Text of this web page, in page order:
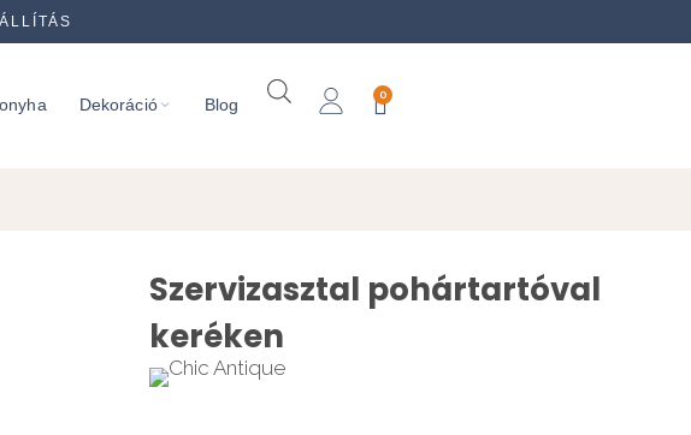
Dekoráció Blog
0
Szervizasztal pohártartóval
keréken